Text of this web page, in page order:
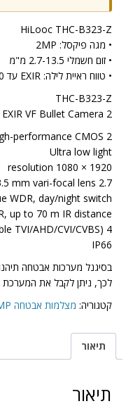
HiLooc THC-B323-Z
• מגה פיקסל: 2MP
• זום חשמלי 2.7-13.5 מ"מ
• טווח ראיית לילה: EXIR עד 70 מטר
THC-B323-Z
2 MP EXIR VF Bullet Camera
2 MP high-performance CMOS
Ultra low light
1920 × 1080 resolution
2.7 mm to 13.5 mm vari-focal lens
WDR, day/night switch
up to 70 m IR distance
4 in 1 video output (switchable TVI/AHD/CVI/CVBS)
IP66
בסיגנל מערכות אבטחה
לכך, ניתן לקבל את
קטגוריה: מצלמות אבטחה HiLook 2MP מבית HIKVISION
תיאור
תיאור